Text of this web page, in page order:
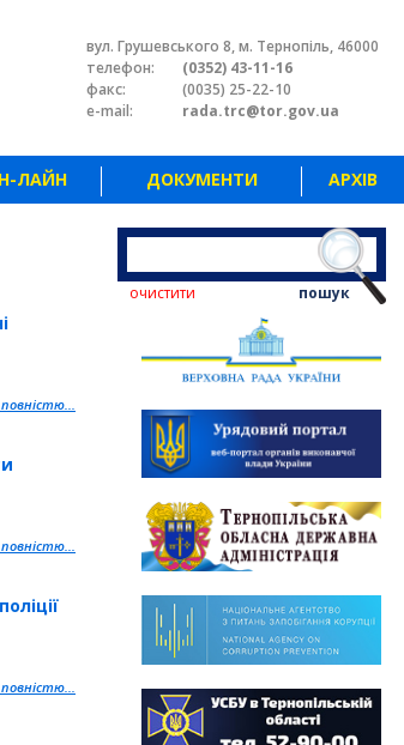
вул. Грушевського 8, м. Тернопіль, 46000
телефон:
(0352) 43-11-16
факс:
(0035) 25-22-10
e-mail:
rada.trc@tor.gov.ua
ЛАЙН ДОКУМЕНТИ АРХІВ
пошук
очистити